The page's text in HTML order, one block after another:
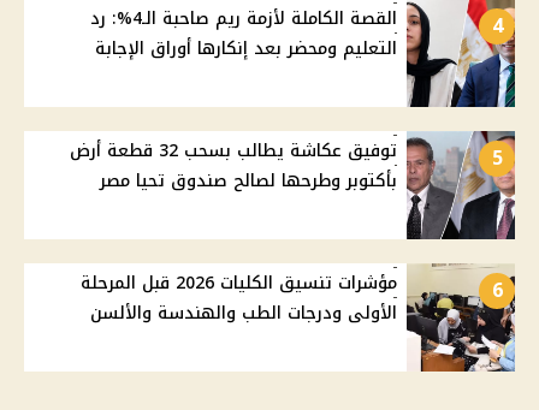
4
القصة الكاملة لأزمة ريم صاحبة الـ4%: رد
التعليم ومحضر بعد إنكارها أوراق الإجابة
5
توفيق عكاشة يطالب بسحب 32 قطعة أرض
بأكتوبر وطرحها لصالح صندوق تحيا مصر
6
مؤشرات تنسيق الكليات 2026 قبل المرحلة
الأولى ودرجات الطب والهندسة والألسن